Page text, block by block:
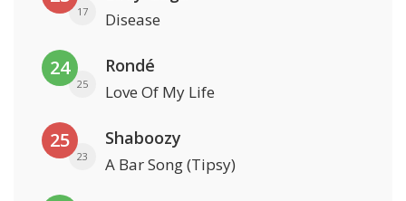
17 Disease
24
25
Rondé
Love Of My Life
25
23
Shaboozy
A Bar Song (Tipsy)